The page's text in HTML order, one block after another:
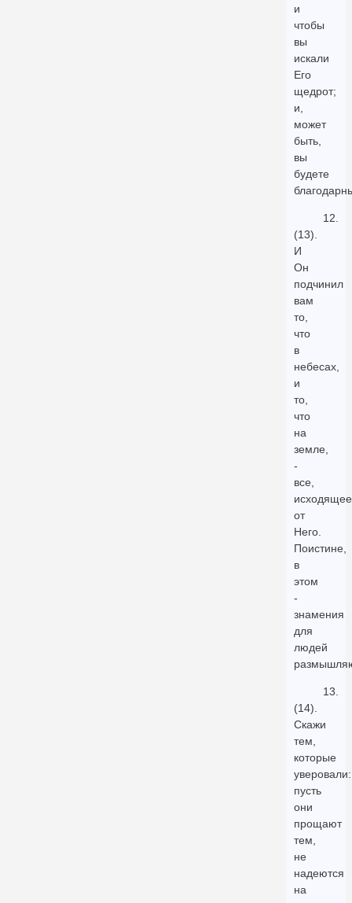
и
чтобы
вы
искали
Его
щедрот;
и,
может
быть,
вы
будете
12.
(13).
И
Он
подчинил
вам
то,
что
в
небесах,
и
то,
что
на
земле,
-
все,
исходящее
от
Него.
Поистине,
в
этом
-
знамения
для
людей
13.
(14).
Скажи
тем,
которые
уверовали:
пусть
они
прощают
тем,
не
надеются
на